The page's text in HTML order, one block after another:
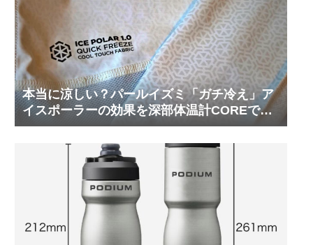
本当に涼しい？パールイズミ「ガチ冷え」ア
イスポーラーの効果を深部体温計COREで測
ってみた